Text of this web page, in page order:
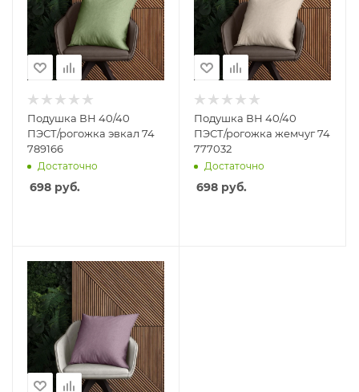
Подушка ВН 40/40
ПЭСТ/рогожка эвкал 74
789166
Достаточно
698 руб.
Подушка ВН 40/40
ПЭСТ/рогожка жемчуг 74
777032
Достаточно
698 руб.